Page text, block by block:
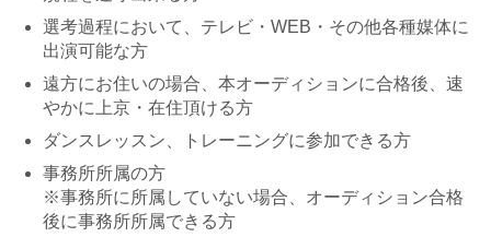
選考過程において、テレビ・WEB・その他各種媒体に
出演可能な方
遠方にお住いの場合、本オーディションに合格後、速
やかに上京・在住頂ける方
ダンスレッスン、トレーニングに参加できる方
事務所所属の方
※事務所に所属していない場合、オーディション合格
後に事務所所属できる方